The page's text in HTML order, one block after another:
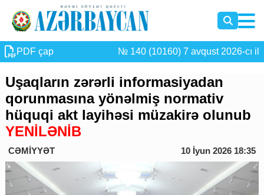
PDF çap № 140 (10160) 7 avqust 2026-cı il
Uşaqların zərərli informasiyadan
qorunmasına yönəlmiş normativ
hüquqi akt layihəsi müzakirə olunub
YENİLƏNİB
CƏMİYYƏT 10 İyun 2026 18:35